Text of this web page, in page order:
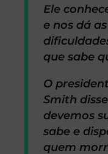
Ele
e nos dá
que sabe
O
Smith
devemos
sabe e
quem